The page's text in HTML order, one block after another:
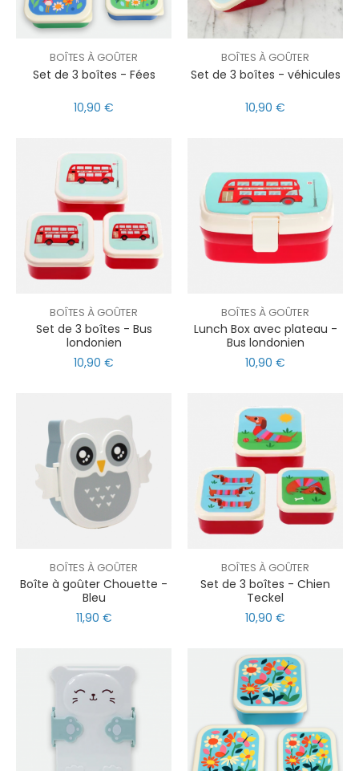
BOÎTES À GOÛTER
Set de 3 boîtes - Fées
10,90 €
BOÎTES À GOÛTER
Set de 3 boîtes - véhicules
10,90 €
BOÎTES À GOÛTER
Set de 3 boîtes - Bus
londonien
10,90 €
BOÎTES À GOÛTER
Lunch Box avec plateau -
Bus londonien
10,90 €
BOÎTES À GOÛTER
Boîte à goûter Chouette -
Bleu
11,90 €
BOÎTES À GOÛTER
Set de 3 boîtes - Chien
Teckel
10,90 €